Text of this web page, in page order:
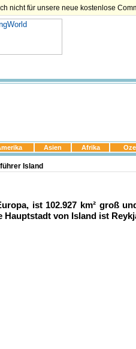
nicht für unsere neue kostenlose
Asien Afrika
Island
ist 102.927 km² groß
Hauptstadt von Island ist